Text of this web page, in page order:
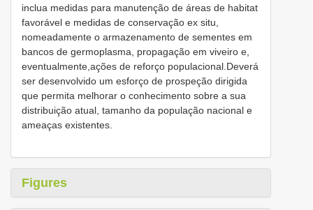
inclua medidas para manutenção de áreas de habitat
favorável e medidas de conservação ex situ,
nomeadamente o armazenamento de sementes em
bancos de germoplasma, propagação em viveiro e,
eventualmente,ações de reforço populacional.Deverá
ser desenvolvido um esforço de prospeção dirigida
que permita melhorar o conhecimento sobre a sua
distribuição atual, tamanho da população nacional e
ameaças existentes.
Figures